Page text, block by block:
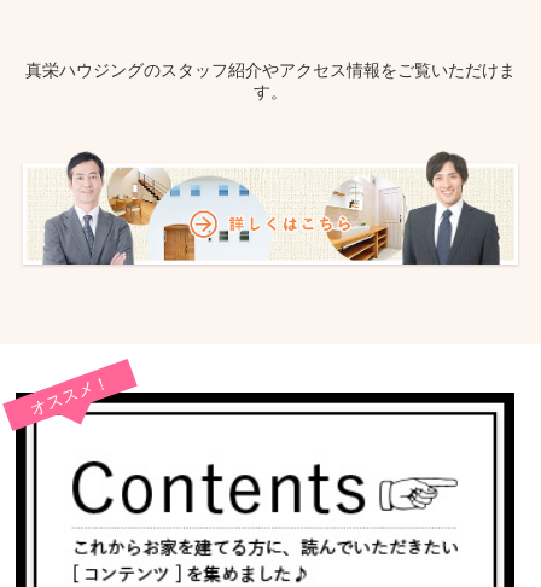
真栄ハウジングのスタッフ紹介やアクセス情報をご覧いただけま
す。
オススメ！